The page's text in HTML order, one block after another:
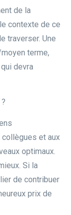
de la
contexte de ce
traverser. Une
terme,
devra
collègues et aux
optimaux.
Si la
de contribuer
prix de